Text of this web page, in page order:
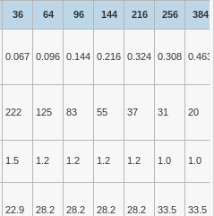
36 64 96 144 216 256 384
0.067 0.096 0.144 0.216 0.324 0.308 0.463
222 125 83 55 37 31 20
1.5 1.2 1.2 1.2 1.2 1.0 1.0
22.9 28.2 28.2 28.2 28.2 33.5 33.5